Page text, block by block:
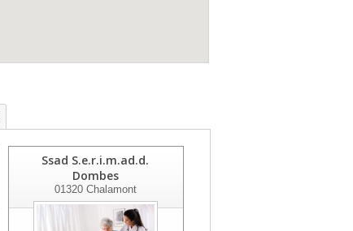
Ssad S.e.r.i.m.ad.d.
Dombes
01320Chalamont